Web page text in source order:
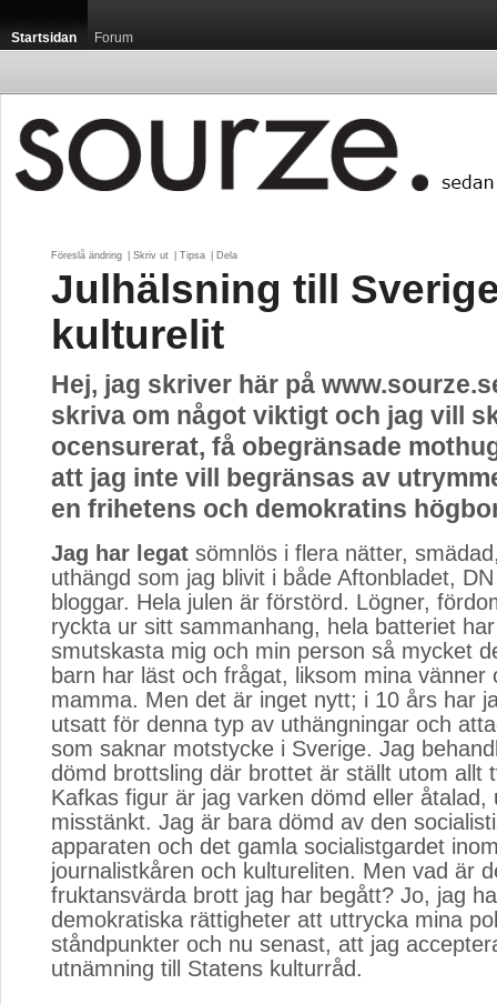
Startsidan Forum
Föreslå ändring Skriv ut Tipsa Dela
Julhälsning till
kulturelit
Hej, jag skriver här på
skriva om något viktigt och jag vill
ocensurerat, få obegränsade
att jag inte vill begränsas av
en frihetens och demokratins
Jag har legat sömnlös i flera nätter,
uthängd som jag blivit i både Aftonbladet,
bloggar. Hela julen är förstörd. Lögner,
ryckta ur sitt sammanhang, hela batteriet
smutskasta mig och min person så mycket
barn har läst och frågat, liksom mina vänner
mamma. Men det är inget nytt; i 10 års har
utsatt för denna typ av uthängningar och
som saknar motstycke i Sverige. Jag
dömd brottsling där brottet är ställt utom allt
Kafkas figur är jag varken dömd eller åtalad,
misstänkt. Jag är bara dömd av den
apparaten och det gamla socialistgardet
journalistkåren och kultureliten. Men vad är
fruktansvärda brott jag har begått? Jo, jag
demokratiska rättigheter att uttrycka mina
ståndpunkter och nu senast, att jag
utnämning till Statens kulturråd.